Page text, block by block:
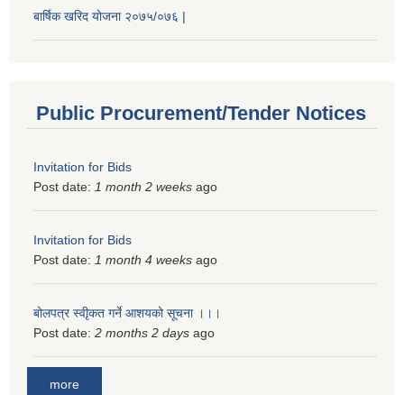
बार्षिक खरिद योजना २०७५/०७६ |
Public Procurement/Tender Notices
Invitation for Bids
Post date: 1 month 2 weeks ago
Invitation for Bids
Post date: 1 month 4 weeks ago
बोलपत्र स्वीृकत गर्ने आशयको सूचना ।।।
Post date: 2 months 2 days ago
more